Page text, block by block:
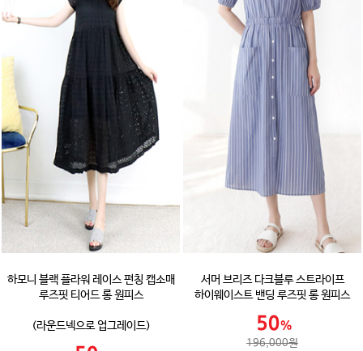
하모니 블랙 플라워 레이스 펀칭 캡소매
루즈핏 티어드 롱 원피스
(라운드넥으로 업그레이드)
서머 브리즈 다크블루 스트라이프
하이웨이스트 밴딩 루즈핏 롱 원피스
196,000원